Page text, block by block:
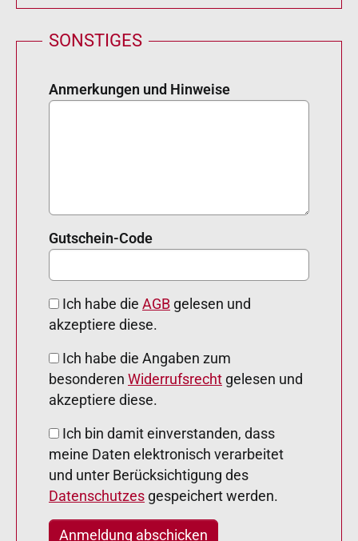
SONSTIGES
Anmerkungen und Hinweise
Gutschein-Code
Ich habe die AGB gelesen und
akzeptiere diese.
besonderen Widerrufsrecht gelesen und
akzeptiere diese.
meine Daten elektronisch verarbeitet
und unter Berücksichtigung des
Datenschutzes gespeichert werden.